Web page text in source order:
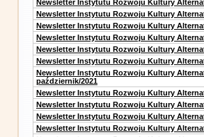
Newsletter Instytutu Rozwoju Kultury
Newsletter Instytutu Rozwoju Kultury
Newsletter Instytutu Rozwoju Kultury
Newsletter Instytutu Rozwoju Kultury
Newsletter Instytutu Rozwoju Kultury
Newsletter Instytutu Rozwoju Kultury
Newsletter Instytutu Rozwoju Kultury
październik/2021
Newsletter Instytutu Rozwoju Kultury
Newsletter Instytutu Rozwoju Kultury
Newsletter Instytutu Rozwoju Kultury
Newsletter Instytutu Rozwoju Kultury